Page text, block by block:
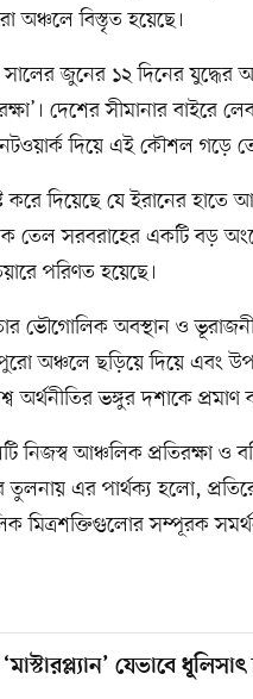
অঞ্চলে বিস্তৃত হয়েছে।
জুনের ১২ দিনের যুদ্ধের
দেশের সীমানার বাইরে
দিয়ে এই কৌশল গড়ে
দিয়েছে যে ইরানের
তেল সরবরাহের একটি বড়
পরিণত হয়েছে।
ভৌগোলিক অবস্থান ও
অঞ্চলে ছড়িয়ে দিয়ে এবং
অর্থনীতির ভঙ্গুর দশাকে প্রমাণ
নিজস্ব আঞ্চলিক প্রতিরক্ষা ও
এর পার্থক্য হলো,
মিত্রশক্তিগুলোর সম্পূরক
যেভাবে